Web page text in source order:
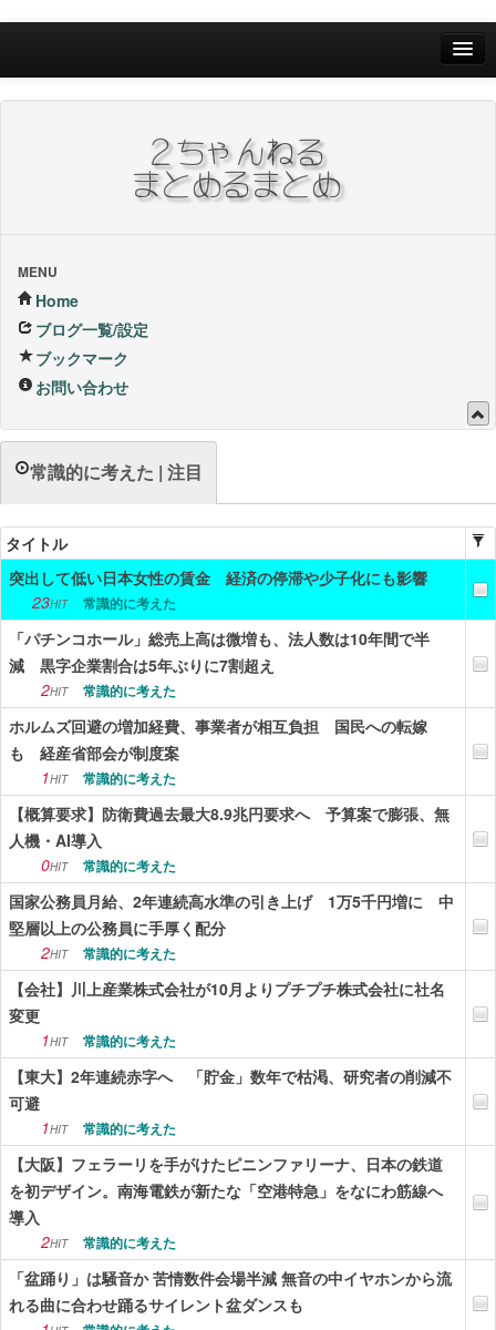
Home
ブックマーク
24Hランキング
昨日のランキング
1週間内ランキング
1ヶ月内ランキング
ニュース
エンタメ
スポーツ
漫画・アニメ
ゲーム
Vtuber
趣味
生活
アダルト
その他
RSS配信一覧
MENU
Home
ブログ一覧/設定
ブックマーク
お問い合わせ
常識的に考えた | 注目
タイトル
突出して低い日本女性の賃金 経済の停滞や少子化にも影響
23HIT 常識的に考えた
「パチンコホール」総売上高は微増も、法人数は10年間で半
減 黒字企業割合は5年ぶりに7割超え
2HIT 常識的に考えた
ホルムズ回避の増加経費、事業者が相互負担 国民への転嫁
も 経産省部会が制度案
1HIT 常識的に考えた
【概算要求】防衛費過去最大8.9兆円要求へ 予算案で膨張、無
人機・AI導入
0HIT 常識的に考えた
国家公務員月給、2年連続高水準の引き上げ 1万5千円増に 中
堅層以上の公務員に手厚く配分
2HIT 常識的に考えた
【会社】川上産業株式会社が10月よりプチプチ株式会社に社名
変更
1HIT 常識的に考えた
【東大】2年連続赤字へ 「貯金」数年で枯渇、研究者の削減不
可避
1HIT 常識的に考えた
【大阪】フェラーリを手がけたピニンファリーナ、日本の鉄道
を初デザイン。南海電鉄が新たな「空港特急」をなにわ筋線へ
導入
2HIT 常識的に考えた
「盆踊り」は騒音か 苦情数件会場半減 無音の中イヤホンから流
れる曲に合わせ踊るサイレント盆ダンスも